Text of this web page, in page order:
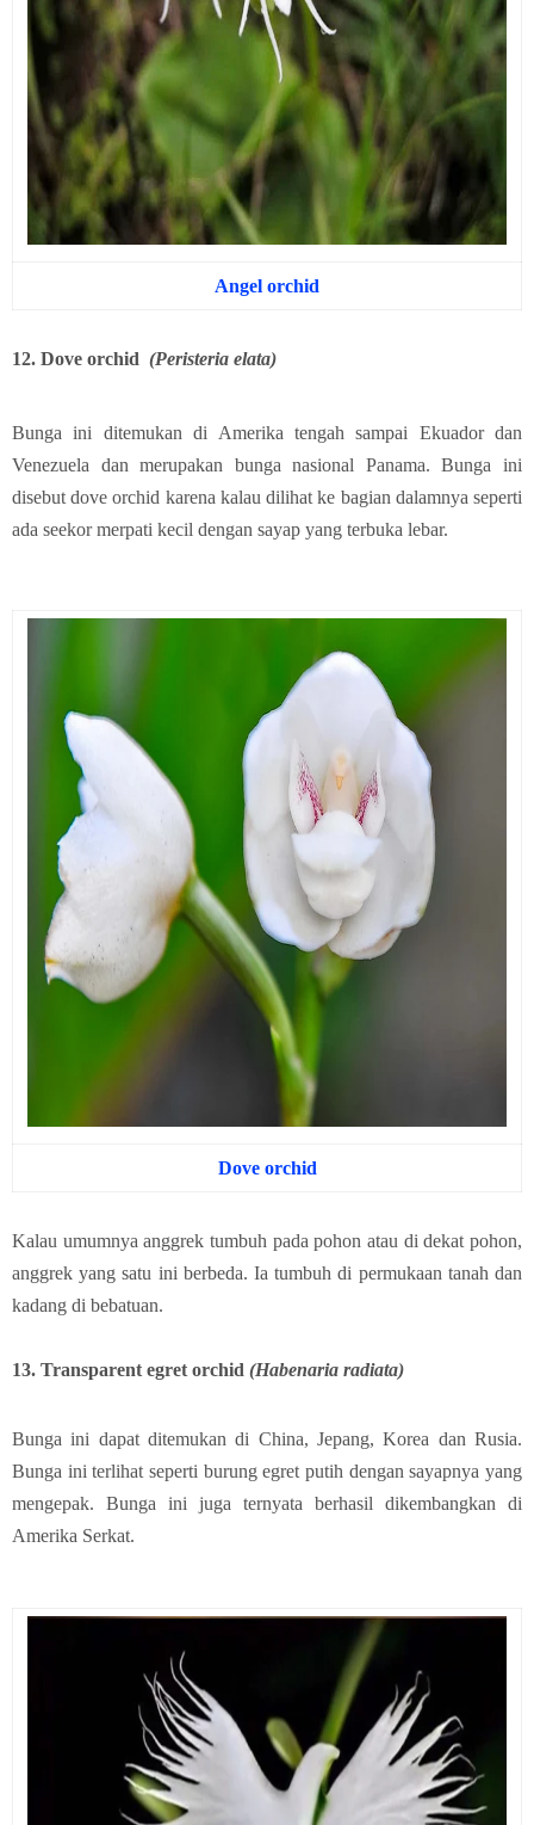
Angel orchid
12. Dove orchid (Peristeria elata)
Bunga ini ditemukan di Amerika tengah sampai Ekuador dan
Venezuela dan merupakan bunga nasional Panama. Bunga ini
disebut dove orchid karena kalau dilihat ke bagian dalamnya seperti
ada seekor merpati kecil dengan sayap yang terbuka lebar.
Dove orchid
Kalau umumnya anggrek tumbuh pada pohon atau di dekat pohon,
anggrek yang satu ini berbeda. Ia tumbuh di permukaan tanah dan
kadang di bebatuan.
13. Transparent egret orchid (Habenaria radiata)
Bunga ini dapat ditemukan di China, Jepang, Korea dan Rusia.
Bunga ini terlihat seperti burung egret putih dengan sayapnya yang
mengepak. Bunga ini juga ternyata berhasil dikembangkan di
Amerika Serkat.